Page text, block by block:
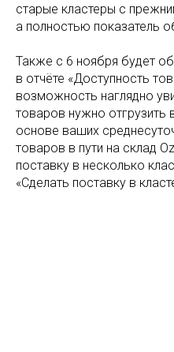
старые кластеры с
а полностью показатель
Также с 6 ноября будет
в отчёте «Доступность
возможность наглядно
товаров нужно отгрузить
основе ваших
товаров в пути на склад
поставку в несколько
«Сделать поставку в